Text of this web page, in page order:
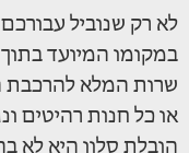
לא רק שנוביל
במקומו המיועד
או כל חנות רהיטים
הובלת סלון היא לא